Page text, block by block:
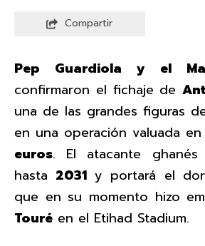
Compartir
Pep Guardiola y el
confirmaron el fichaje de
una de las grandes figuras
en una operación valuada en
euros. El atacante
hasta 2031 y portará el
que en su momento hizo
Touré en el Etihad Stadium.